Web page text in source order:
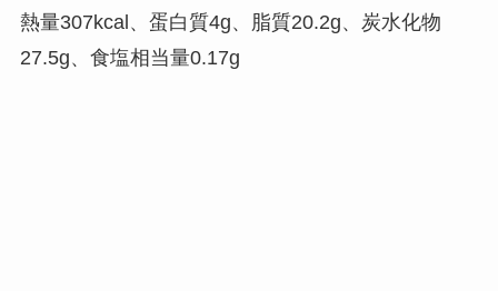
熱量307kcal、蛋白質4g、脂質20.2g、炭水化物
27.5g、食塩相当量0.17g